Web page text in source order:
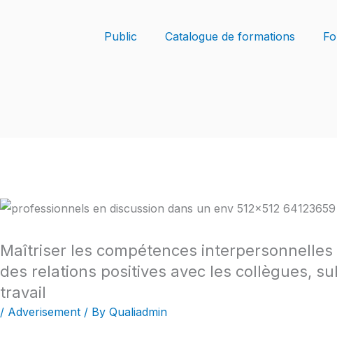
Public Catalogue de formations
Maîtriser les compétences
des relations positives avec les collègues,
travail
/ Adverisement/ By Qualiadmin